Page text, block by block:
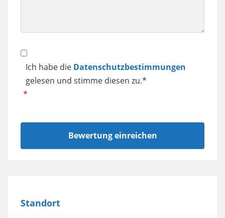
Datenschutz
Ich habe die Datenschutzbestimmungen
gelesen und stimme diesen zu.*
Standort